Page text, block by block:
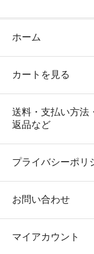
ホーム
カートを見る
送料・支払い方法
返品など
プライバシーポリ
お問い合わせ
マイアカウント